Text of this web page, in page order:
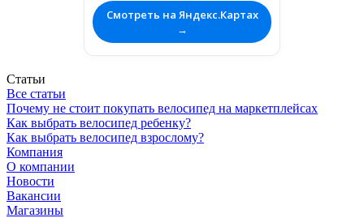
Смотреть на Яндекс.Картах
→
Статьи
Все статьи
Почему не стоит покупать велосипед на маркетплейсах
Как выбрать велосипед ребенку?
Как выбрать велосипед взрослому?
Компания
О компании
Новости
Вакансии
Магазины